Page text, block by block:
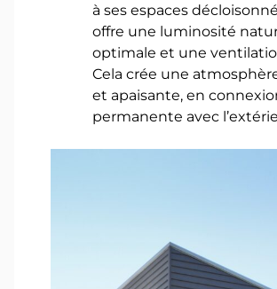
à ses espaces
offre une luminosité
optimale et une
Cela crée une
et apaisante, en
permanente avec